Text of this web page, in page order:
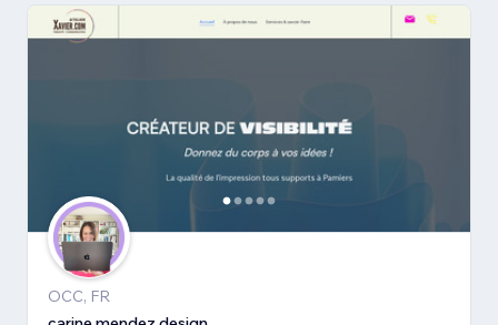
OCC, FR